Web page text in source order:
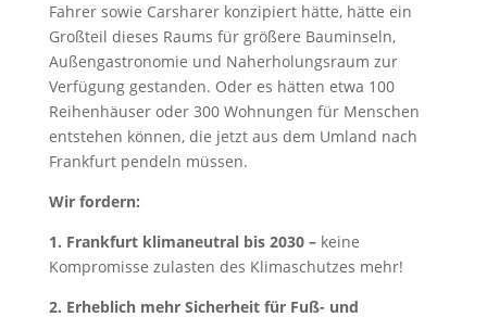
Fahrer sowie Carsharer konzipiert hätte, hätte ein
Großteil dieses Raums für größere Bauminseln,
Außengastronomie und Naherholungsraum zur
Verfügung gestanden. Oder es hätten etwa 100
Reihenhäuser oder 300 Wohnungen für Menschen
entstehen können, die jetzt aus dem Umland nach
Frankfurt pendeln müssen.
Wir fordern:
1. Frankfurt klimaneutral bis 2030 – keine
Kompromisse zulasten des Klimaschutzes mehr!
2. Erheblich mehr Sicherheit für Fuß- und